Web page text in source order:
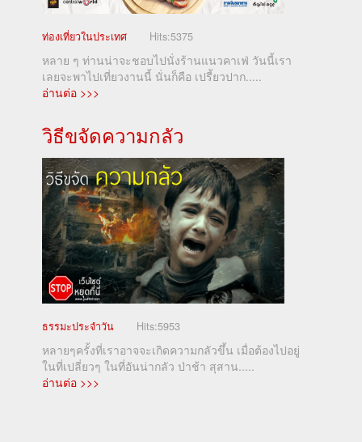
ท่องเที่ยวในประเทศ Hits:5375
หลาย ๆ ท่านน่าจะชอบไปนั่งร้านแนวคาเฟ่ วันนี้เรา
เลยจะพาไปเที่ยวงานนี้ นั่นก็คือ เปรี้ยวปาก.....
อ่านต่อ >>>
วิธีขจัดความกลัว
ธรรมะประจำวัน Hits:5953
หลายๆครั้งที่เราอาจจะเกิดความกลัวขึ้น เมื่อต้องไปอยู่
ในที่เปลี่ยวๆ ในที่อันน่ากลัว ป่าช้า สุสาน.....
อ่านต่อ >>>